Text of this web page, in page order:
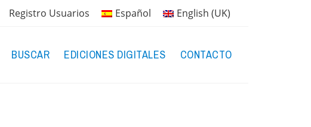
Registro Usuarios Español English (UK)
BUSCAR EDICIONES DIGITALES CONTACTO